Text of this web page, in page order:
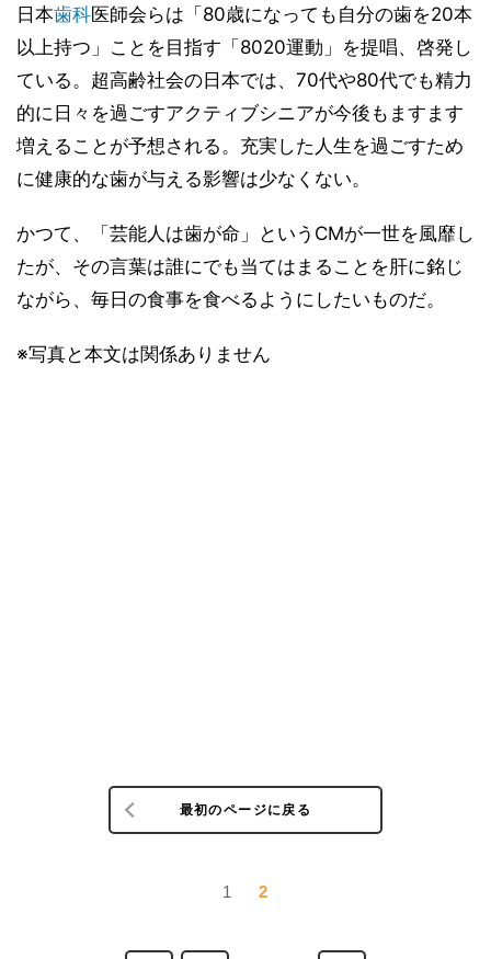
日本歯科医師会らは「80歳になっても自分の歯を20本
以上持つ」ことを目指す「8020運動」を提唱、啓発し
ている。超高齢社会の日本では、70代や80代でも精力
的に日々を過ごすアクティブシニアが今後もますます
増えることが予想される。充実した人生を過ごすため
に健康的な歯が与える影響は少なくない。
かつて、「芸能人は歯が命」というCMが一世を風靡し
たが、その言葉は誰にでも当てはまることを肝に銘じ
ながら、毎日の食事を食べるようにしたいものだ。
※写真と本文は関係ありません
最初のページに戻る
1 2